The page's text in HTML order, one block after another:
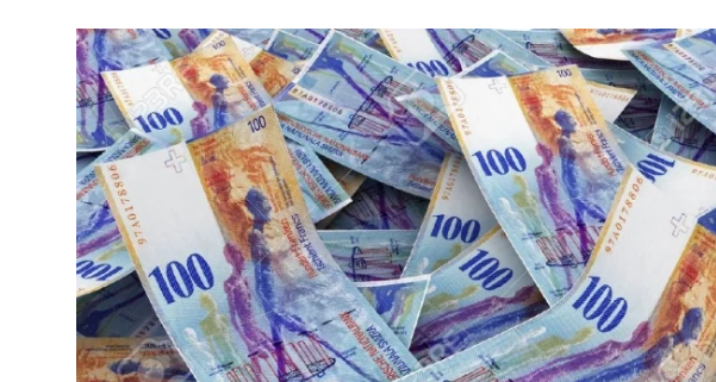
Kapalı Çarşı
Şirket Haberleri